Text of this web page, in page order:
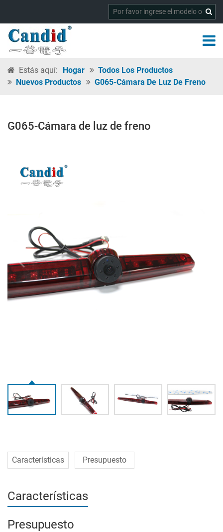
Estás aquí: Hogar
Todos Los Productos
Nuevos Productos
G065-Cámara De Luz De Freno
G065-Cámara de luz de freno
Características Presupuesto
Características
Presupuesto